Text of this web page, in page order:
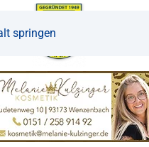
springen